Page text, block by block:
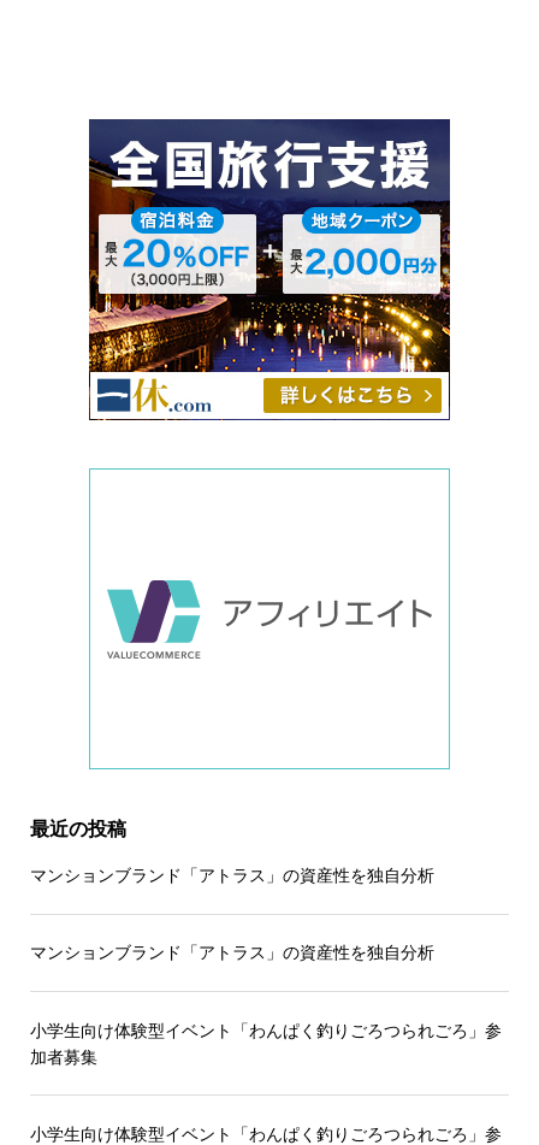
最近の投稿
マンションブランド「アトラス」の資産性を独自分析
マンションブランド「アトラス」の資産性を独自分析
小学生向け体験型イベント「わんぱく釣りごろつられごろ」参
加者募集
小学生向け体験型イベント「わんぱく釣りごろつられごろ」参